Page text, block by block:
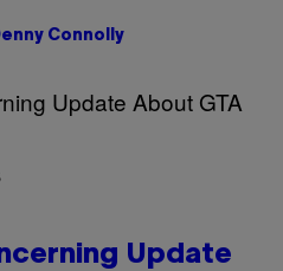
Connolly
Update